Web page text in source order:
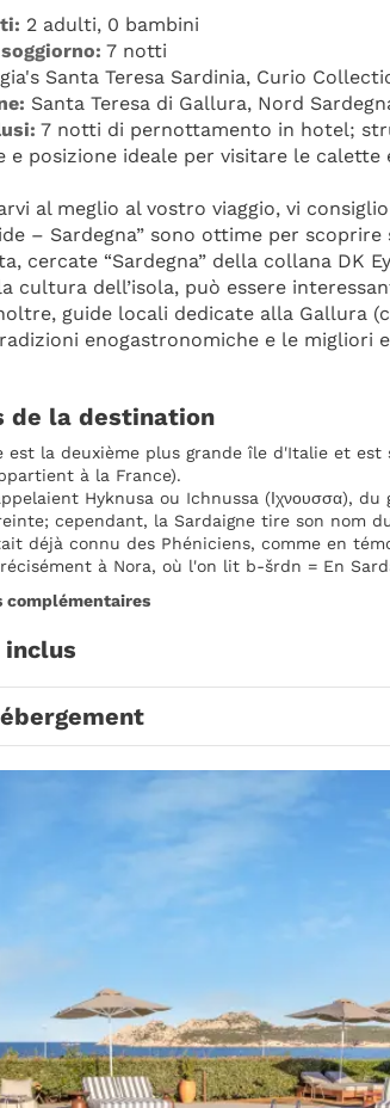
2 adulti, 0 bambini
7 notti
Santa Teresa Sardinia, Curio
Santa Teresa di Gallura, Nord
7 notti di pernottamento in hotel;
e posizione ideale per visitare le
al meglio al vostro viaggio, vi
– Sardegna” sono ottime per
cercate “Sardegna” della collana DK
cultura dell’isola, può essere
guide locali dedicate alla Gallura
enogastronomiche e le migliori
de la destination
est la deuxième plus grande île d'Italie et
à la France).
Hyknusa ou Ichnussa (Ιχνουσσα),
cependant, la Sardaigne tire son nom
déjà connu des Phéniciens, comme en
à Nora, où l'on lit b-šrdn = En
complémentaires
inclus